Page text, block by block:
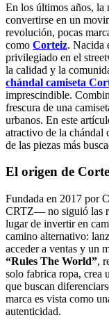
En los últimos años, la
convertirse en un
revolución, pocas
como Corteiz. Nacida
privilegiado en el
la calidad y la
chándal camiseta
imprescindible.
frescura de una
urbanos. En este
atractivo de la chándal
de las piezas más
El origen de
Fundada en 2017 por
CRTZ— no siguió las
lugar de invertir en
camino alternativo:
acceder a ventas y un
“Rules The World”,
solo fabrica ropa, crea
que buscan
marca es vista como
autenticidad.